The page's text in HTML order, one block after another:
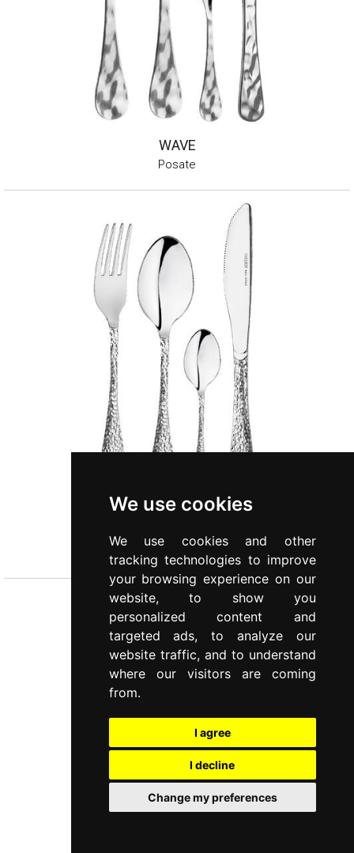
We use cookies
We use cookies and other
tracking technologies to improve
your browsing experience on our
website, to show you
personalized content and
targeted ads, to analyze our
website traffic, and to understand
where our visitors are coming
from.
I agree
I decline
Change my preferences
WAVE
Posate
Posate